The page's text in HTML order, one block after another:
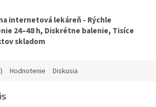
internetová lekáreň - Rýchle
24–48 h, Diskrétne balenie, Tisíce
skladom
Hodnotenie Diskusia